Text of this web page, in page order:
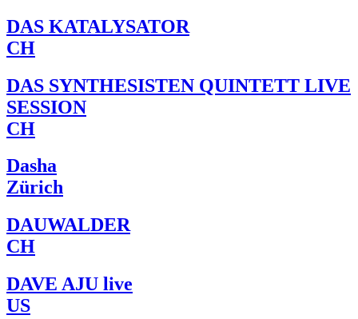
DAS KATALYSATOR
CH
DAS SYNTHESISTEN QUINTETT LIVE
SESSION
CH
Dasha
Zürich
DAUWALDER
CH
DAVE AJU live
US